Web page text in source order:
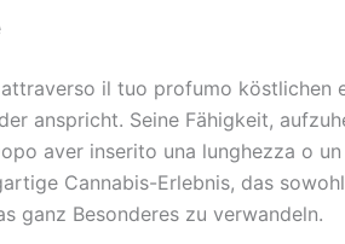
il tuo profumo
anspricht. Seine Fähigkeit,
aver inserito una lunghezza o
Cannabis-Erlebnis, das
ganz Besonderes zu verwandeln.